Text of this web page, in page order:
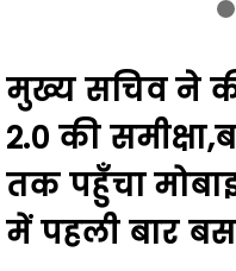
मुख्य सचिव ने
2.0 की
तक पहुँचा
में पहली बार
Asal baat